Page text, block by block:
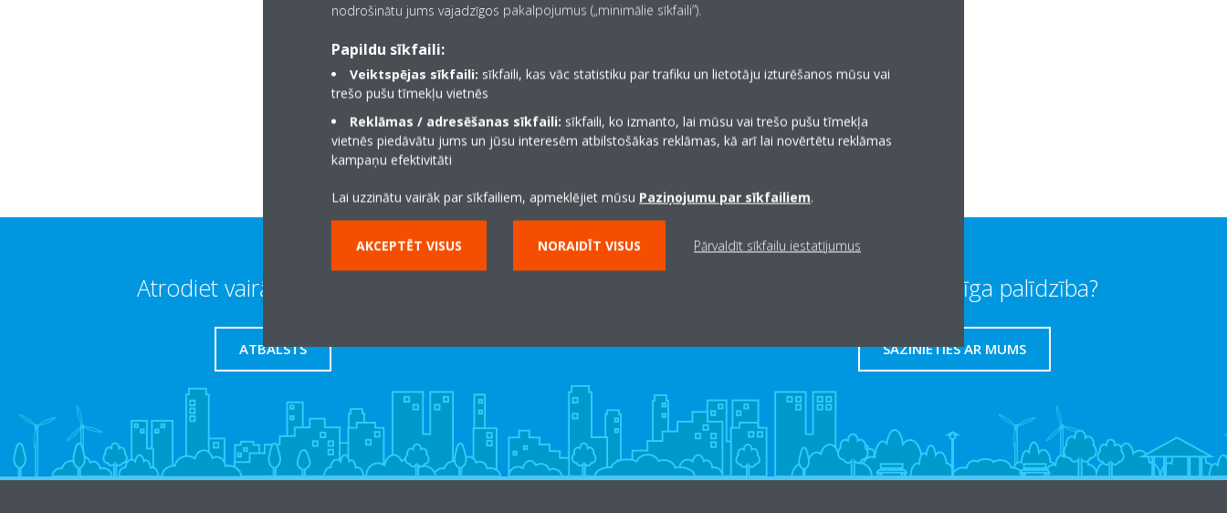
Atrodiet vairāk informācijas
ATBALSTS
Vai jums vajadzīga palīdzība?
SAZINIETIES AR MUMS
nodrošinātu jums vajadzīgos pakalpojumus („minimālie sīkfaili”).
Papildu sīkfaili:
Veiktspējas sīkfaili: sīkfaili, kas vāc statistiku par trafiku un lietotāju izturēšanos mūsu vai
trešo pušu tīmekļu vietnēs
Reklāmas / adresēšanas sīkfaili: sīkfaili, ko izmanto, lai mūsu vai trešo pušu tīmekļa
vietnēs piedāvātu jums un jūsu interesēm atbilstošākas reklāmas, kā arī lai novērtētu reklāmas
kampaņu efektivitāti
Lai uzzinātu vairāk par sīkfailiem, apmeklējiet mūsu Paziņojumu par sīkfailiem.
AKCEPTĒT VISUS NORAIDĪT VISUS Pārvaldīt sīkfailu iestatījumus